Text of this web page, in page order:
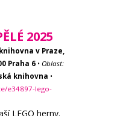
2025
v Praze,
Praha 6 • Oblast:
knihovna •
e34897-lego-
LEGO herny.